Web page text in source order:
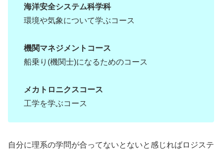
海洋安全システム科学科
環境や気象について学ぶコース
機関マネジメントコース
船乗り(機関士)になるためのコース
メカトロニクスコース
工学を学ぶコース
自分に理系の学問が合ってないとないと感じればロジステ